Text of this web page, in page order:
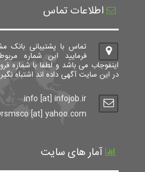
اطلاعات تماس
تماس با پشتیبانی بانک
فرمایید این شماره
اینفوجاب می باشد و لطفا با شماره
در این سایت آگهی داده اند اشتباه
info [at] infojob.ir
[at] yahoo.com
آمار های سایت